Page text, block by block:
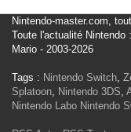
Nintendo-master.com,
Toute l'actualité
Mario - 2003-2026
Tags : Nintendo Switch,
Splatoon, Nintendo 3DS,
Nintendo Labo Nintendo